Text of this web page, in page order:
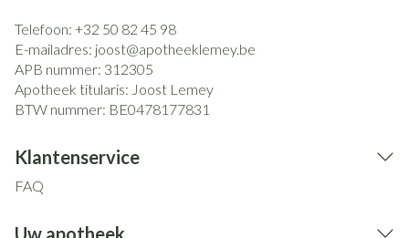
Telefoon: +32 50 82 45 98
E-mailadres: joost@apotheeklemey.be
APB nummer: 312305
Apotheek titularis: Joost Lemey
BTW nummer: BE0478177831
Klantenservice
FAQ
Uw apotheek